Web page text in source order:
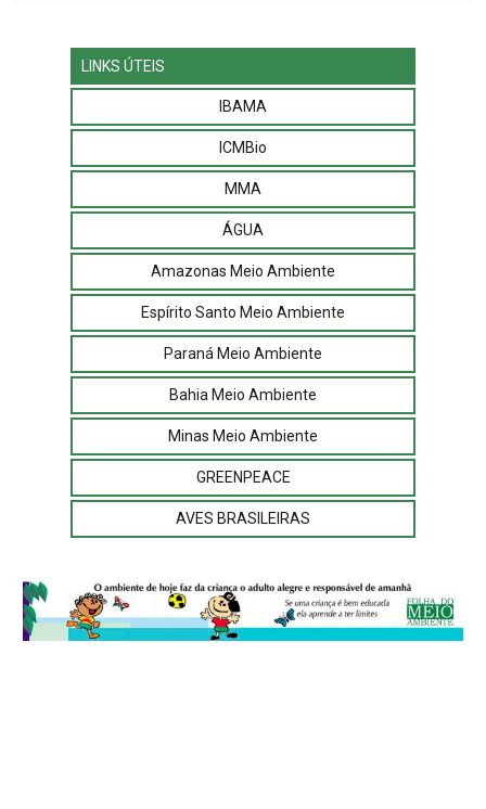
LINKS ÚTEIS
IBAMA
ICMBio
MMA
ÁGUA
Amazonas Meio Ambiente
Espírito Santo Meio Ambiente
Paraná Meio Ambiente
Bahia Meio Ambiente
Minas Meio Ambiente
GREENPEACE
AVES BRASILEIRAS